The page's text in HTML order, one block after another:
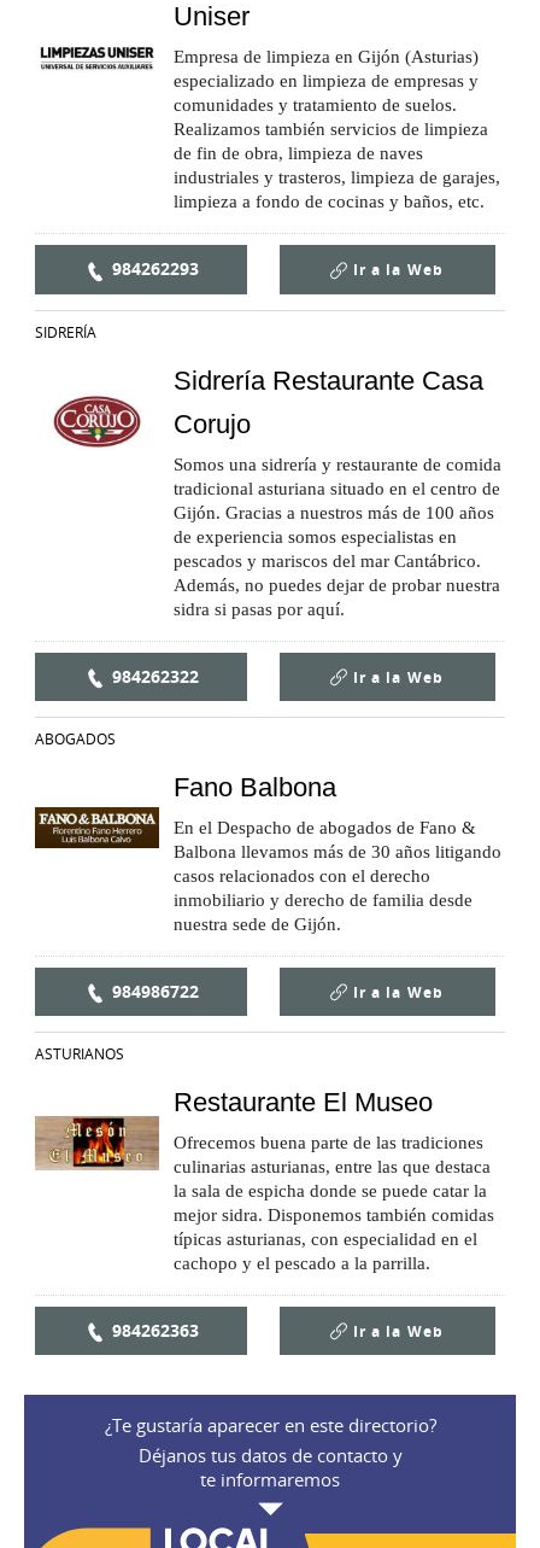
Uniser
Empresa de limpieza en Gijón (Asturias)
especializado en limpieza de empresas y
comunidades y tratamiento de suelos.
Realizamos también servicios de limpieza
de fin de obra, limpieza de naves
industriales y trasteros, limpieza de garajes,
limpieza a fondo de cocinas y baños, etc.
984262293 Ir a la Web
SIDRERÍA
Sidrería Restaurante Casa
Corujo
Somos una sidrería y restaurante de comida
tradicional asturiana situado en el centro de
Gijón. Gracias a nuestros más de 100 años
de experiencia somos especialistas en
pescados y mariscos del mar Cantábrico.
Además, no puedes dejar de probar nuestra
sidra si pasas por aquí.
984262322 Ir a la Web
ABOGADOS
Fano Balbona
En el Despacho de abogados de Fano &
Balbona llevamos más de 30 años litigando
casos relacionados con el derecho
inmobiliario y derecho de familia desde
nuestra sede de Gijón.
984986722 Ir a la Web
ASTURIANOS
Restaurante El Museo
Ofrecemos buena parte de las tradiciones
culinarias asturianas, entre las que destaca
la sala de espicha donde se puede catar la
mejor sidra. Disponemos también comidas
típicas asturianas, con especialidad en el
cachopo y el pescado a la parrilla.
984262363 Ir a la Web
¿Te gustaría aparecer en este directorio?
Déjanos tus datos de contacto y
te informaremos